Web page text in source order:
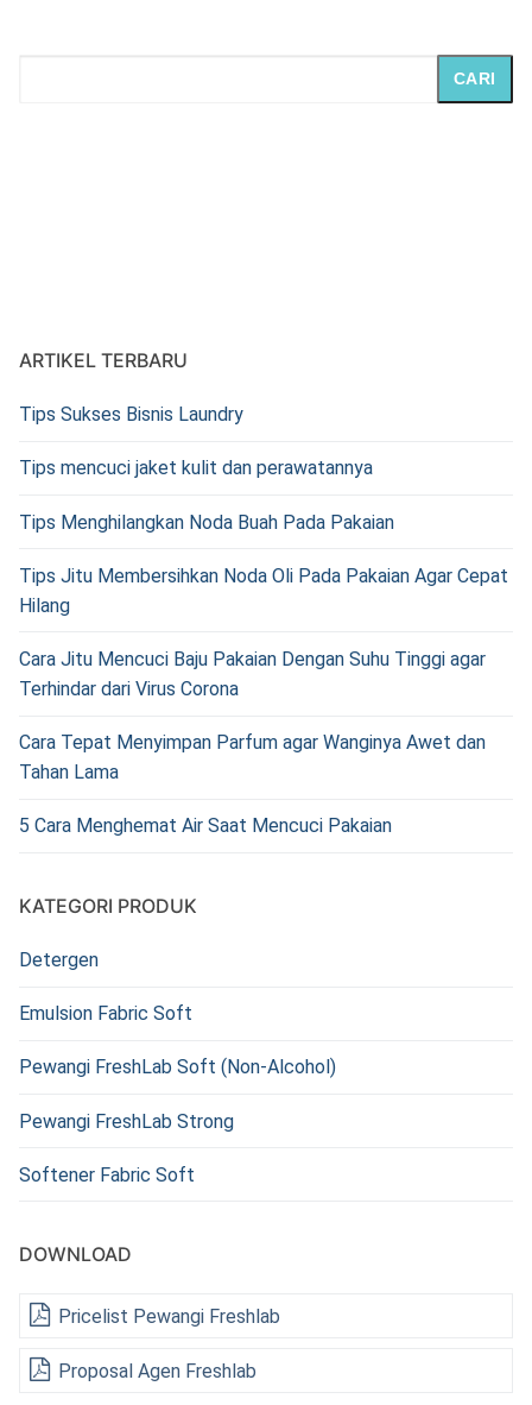
CARI
ARTIKEL TERBARU
Tips Sukses Bisnis Laundry
Tips mencuci jaket kulit dan perawatannya
Tips Menghilangkan Noda Buah Pada Pakaian
Tips Jitu Membersihkan Noda Oli Pada Pakaian Agar Cepat
Hilang
Cara Jitu Mencuci Baju Pakaian Dengan Suhu Tinggi agar
Terhindar dari Virus Corona
Cara Tepat Menyimpan Parfum agar Wanginya Awet dan
Tahan Lama
5 Cara Menghemat Air Saat Mencuci Pakaian
KATEGORI PRODUK
Detergen
Emulsion Fabric Soft
Pewangi FreshLab Soft (Non-Alcohol)
Pewangi FreshLab Strong
Softener Fabric Soft
DOWNLOAD
Pricelist Pewangi Freshlab
Proposal Agen Freshlab